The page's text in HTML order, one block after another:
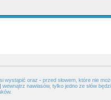
wystąpić oraz - przed słowem, które nie
| wewnątrz nawiasów, tylko jedno ze słów